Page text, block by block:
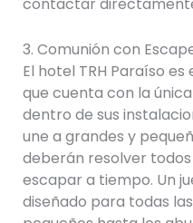
contactar
3. Comunión con
El hotel TRH Paraíso
que cuenta con la
dentro de sus
une a grandes y
deberán resolver
escapar a tiempo. Un
diseñado para todas